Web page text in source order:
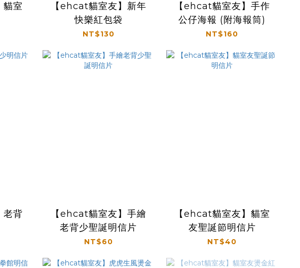
貓室
【ehcat貓室友】新年
快樂紅包袋
NT$130
【ehcat貓室友】手作
公仔海報 (附海報筒)
NT$160
老背
【ehcat貓室友】手繪
老背少聖誕明信片
NT$60
【ehcat貓室友】貓室
友聖誕節明信片
NT$40